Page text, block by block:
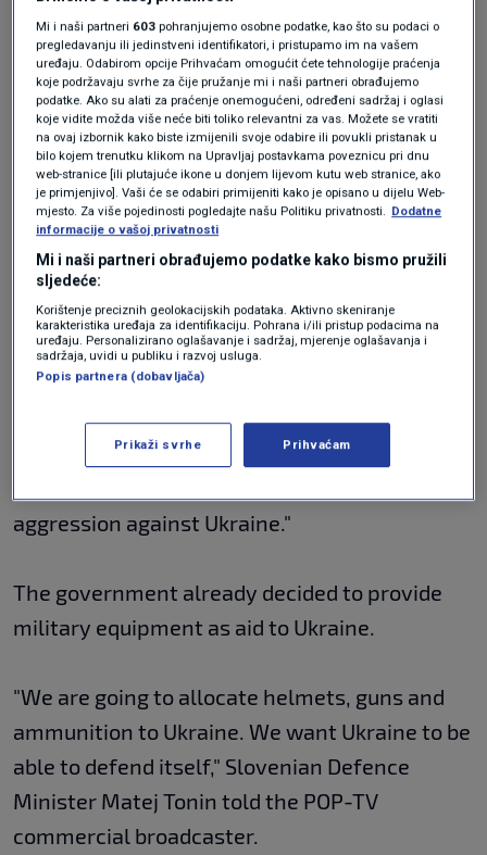
24 February, and was cancelled due to the
start of Russia's invasion.
Logar also tweeted on his account that he
calls on the five Slovenian honorary consuls in
Russia to forgo their honorary titles.
The minister believes that such act is obvious
in the current circumstances.
Prime Minister Janez Jansa has convened a
meeting of the Council of National Security for
Saturday afternoon to discuss "national
aggression against Ukraine."
The government already decided to provide
military equipment as aid to Ukraine.
"We are going to allocate helmets, guns and
ammunition to Ukraine. We want Ukraine to be
able to defend itself," Slovenian Defence
Minister Matej Tonin told the POP-TV
commercial broadcaster.
Mi i naši partneri 603 pohranjujemo osobne podatke, kao što su podaci o
pregledavanju ili jedinstveni identifikatori, i pristupamo im na vašem
uređaju. Odabirom opcije Prihvaćam omogućit ćete tehnologije praćenja
koje podržavaju svrhe za čije pružanje mi i naši partneri obrađujemo
podatke. Ako su alati za praćenje onemogućeni, određeni sadržaj i oglasi
koje vidite možda više neće biti toliko relevantni za vas. Možete se vratiti
na ovaj izbornik kako biste izmijenili svoje odabire ili povukli pristanak u
bilo kojem trenutku klikom na Upravljaj postavkama poveznicu pri dnu
web-stranice [ili plutajuće ikone u donjem lijevom kutu web stranice, ako
je primjenjivo]. Vaši će se odabiri primijeniti kako je opisano u dijelu Web-
mjesto. Za više pojedinosti pogledajte našu Politiku privatnosti. Dodatne
informacije o vašoj privatnosti
Mi i naši partneri obrađujemo podatke kako bismo pružili
sljedeće:
Korištenje preciznih geolokacijskih podataka. Aktivno skeniranje
karakteristika uređaja za identifikaciju. Pohrana i/ili pristup podacima na
uređaju. Personalizirano oglašavanje i sadržaj, mjerenje oglašavanja i
sadržaja, uvidi u publiku i razvoj usluga.
Popis partnera (dobavljača)
Prikaži svrhe Prihvaćam